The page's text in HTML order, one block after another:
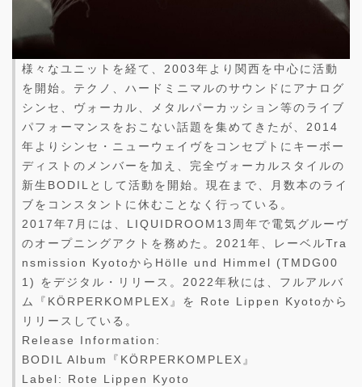
様々なユニットを経て、2003年より関西を中心に活動
を開始。テクノ、ハードミニマルのサウンドにアナログ
シンセ、ヴォーカル、メタルパーカッション等のライブ
パフォーマンスをおこない話題を集めてきたが、2014
年よりシンセ・ニューウェイヴをコンセプトにキーボー
ディストのメンバーを加え、完全ヴォーカルスタイルの
新生BODILとして活動を開始。現在まで、月数本のライ
ブをコンスタントに休むことなく行っている。
2017年7月には、LIQUIDROOM13周年で電気グルーヴ
のオープニングアクトを務めた。2021年、レーベルTra
nsmission KyotoからHölle und Himmel (TMDG00
1) をデジタル・リリース。2022年秋には、フルアルバ
ム『KÖRPERKOMPLEX』を Rote Lippen Kyotoから
リリースしている。
Release Information:
BODIL Album『KÖRPERKOMPLEX』
Label: Rote Lippen Kyoto